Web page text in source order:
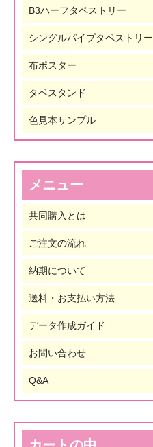
B3ハーフタペストリー
シングルパイプタペストリー
布ポスター
タペスタンド
色見本サンプル
メニュー
共同購入とは
ご注文の流れ
納期について
送料・お支払い方法
データ作成ガイド
お問い合わせ
Q&A